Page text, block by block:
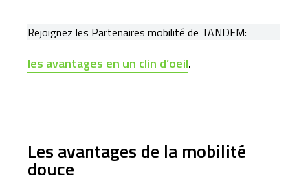
Rejoignez les Partenaires mobilité de TANDEM:
les avantages en un clin d’oeil.
Les avantages de la mobilité
douce